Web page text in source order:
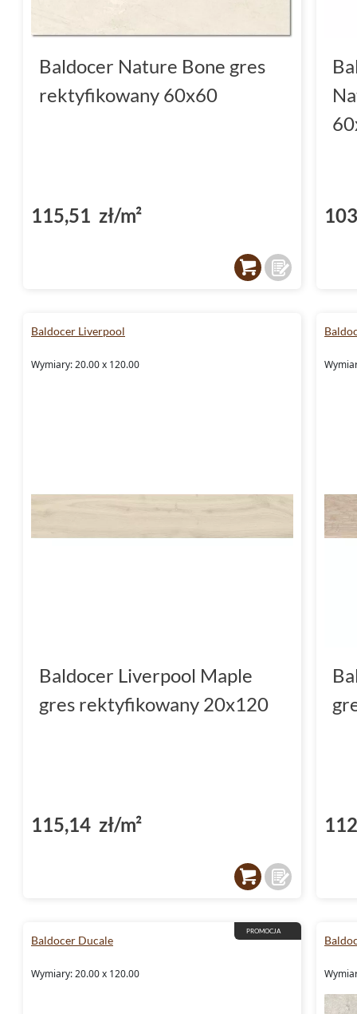
Baldocer Nature Bone gres
rektyfikowany 60x60
115,51 zł/m²
Baldocer Liverpool
Wymiary: 20.00 x 120.00
Baldocer Liverpool Maple
gres rektyfikowany 20x120
115,14 zł/m²
PROMOCJA
Baldocer Ducale
Wymiary: 20.00 x 120.00